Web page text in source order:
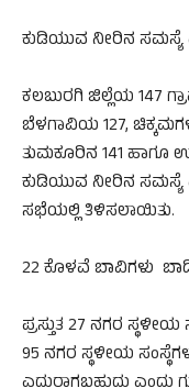
ಕುಡಿಯುವ ನೀರಿನ ಸಮಸ್ಯೆ
ಕಲಬುರಗಿ ಜಿಲ್ಲೆಯ 147
ಬೆಳಗಾವಿಯ 127,
ತುಮಕೂರಿನ 141 ಹಾಗೂ
ಕುಡಿಯುವ ನೀರಿನ ಸಮಸ್ಯೆ
ಸಭೆಯಲ್ಲಿ ತಿಳಿಸಲಾಯಿತು.
22 ಕೊಳವೆ ಬಾವಿಗಳು
ಪ್ರಸ್ತುತ 27 ನಗರ
95 ನಗರ ಸ್ಥಳೀಯ